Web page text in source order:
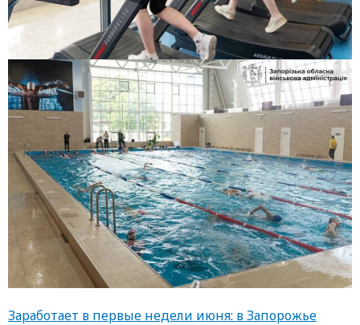
Заработает в первые недели июня: в Запорожье